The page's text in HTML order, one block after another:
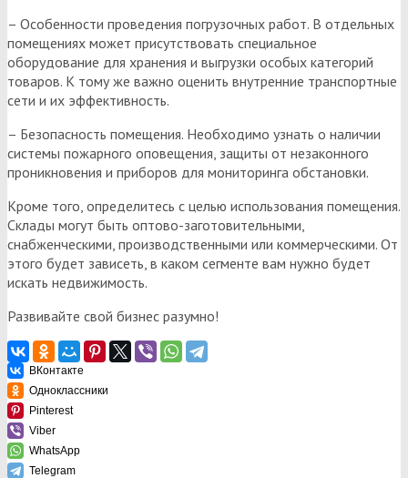
– Особенности проведения погрузочных работ. В отдельных
помещениях может присутствовать специальное
оборудование для хранения и выгрузки особых категорий
товаров. К тому же важно оценить внутренние транспортные
сети и их эффективность.
– Безопасность помещения. Необходимо узнать о наличии
системы пожарного оповещения, защиты от незаконного
проникновения и приборов для мониторинга обстановки.
Кроме того, определитесь с целью использования помещения.
Склады могут быть оптово-заготовительными,
снабженческими, производственными или коммерческими. От
этого будет зависеть, в каком сегменте вам нужно будет
искать недвижимость.
Развивайте свой бизнес разумно!
ВКонтакте
Одноклассники
Pinterest
Viber
WhatsApp
Telegram